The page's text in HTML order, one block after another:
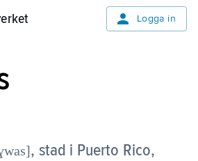
Logga in
, stad i Puerto Rico,